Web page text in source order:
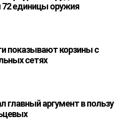
72 единицы оружия
показывают корзины с
сетях
главный аргумент в пользу